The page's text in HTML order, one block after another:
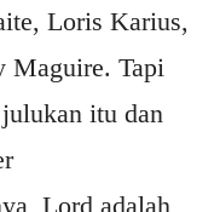
Loris Karius,
Maguire. Tapi
itu dan
Lord adalah